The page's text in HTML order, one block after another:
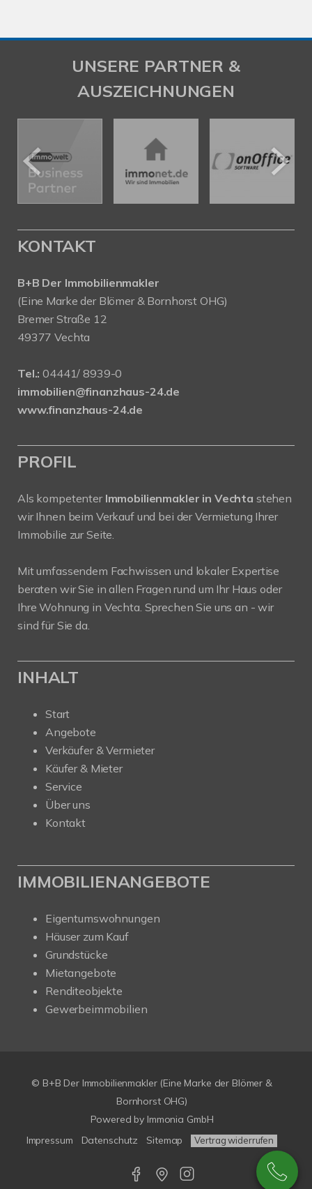
UNSERE PARTNER &
AUSZEICHNUNGEN
KONTAKT
B+B Der Immobilienmakler
(Eine Marke der Blömer & Bornhorst OHG)
Bremer Straße 12
49377 Vechta
Tel.: 04441/ 8939-0
immobilien@finanzhaus-24.de
www.finanzhaus-24.de
PROFIL
Als kompetenter Immobilienmakler in Vechta stehen
wir Ihnen beim Verkauf und bei der Vermietung Ihrer
Immobilie zur Seite.
Mit umfassendem Fachwissen und lokaler Expertise
beraten wir Sie in allen Fragen rund um Ihr Haus oder
Ihre Wohnung in Vechta. Sprechen Sie uns an - wir
sind für Sie da.
INHALT
Start
Angebote
Verkäufer & Vermieter
Käufer & Mieter
Service
Über uns
Kontakt
IMMOBILIENANGEBOTE
Eigentumswohnungen
Häuser zum Kauf
Grundstücke
Mietangebote
Renditeobjekte
Gewerbeimmobilien
© B+B Der Immobilienmakler (Eine Marke der Blömer &
Bornhorst OHG)
Powered by Immonia GmbH
Impressum
Datenschutz Sitemap Vertrag widerrufen